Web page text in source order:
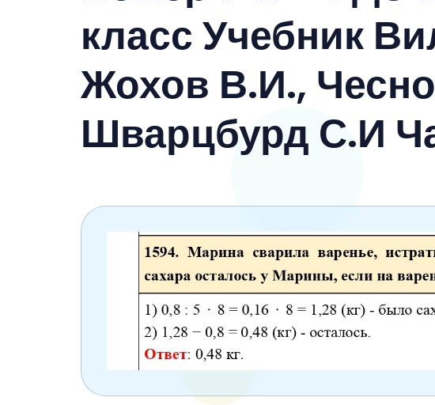
4 класс
5 класс
7 класс
9 класс
класс Учебник
Жохов В.И.,
Шварцбурд С.И